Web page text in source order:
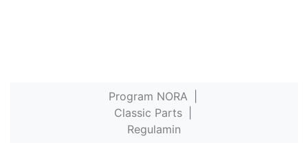
Program NORA
Classic Parts
Regulamin